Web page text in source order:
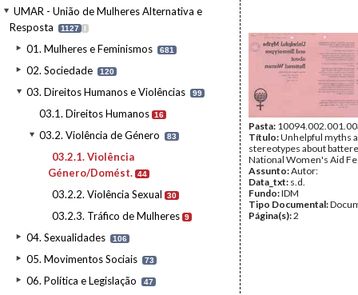
UMAR - União de Mulheres Alternativa e
Resposta
1127 I
01. Mulheres e Feminismos 681
02. Sociedade 120
03. Direitos Humanos e Violências 99
03.1. Direitos Humanos 16
03.2. Violência de Género 83
03.2.1. Violência
Género/Domést. 44
03.2.2. Violência Sexual 30
03.2.3. Tráfico de Mulheres 9
04. Sexualidades 106
05. Movimentos Sociais 73
06. Política e Legislação 47
Pasta:
Título:Unhelpful myths
stereotypes about
National Women's Aid
Assunto:Autor:
Data_txt: s.d.
Fundo:IDM
Tipo Documental:
Página(s):2